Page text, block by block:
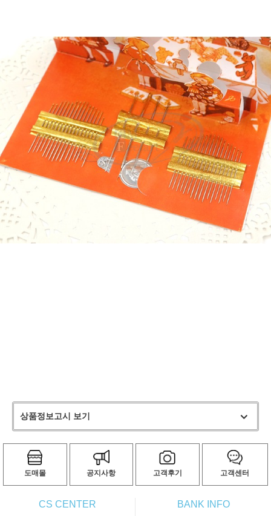
상품정보고시 보기
도매몰 공지사항 고객후기 고객센터
CS CENTER
BANK INFO